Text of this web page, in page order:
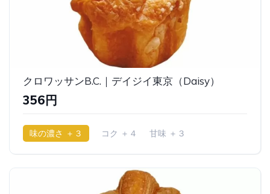
クロワッサンB.C.｜デイジイ東京（Daisy）
356円
味の濃さ ＋３ コク ＋４
甘味 ＋３